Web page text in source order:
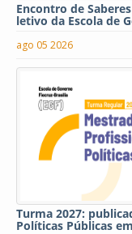
Encontro de
letivo da Escola de
ago 05 2026
Turma 2027:
Políticas Públicas